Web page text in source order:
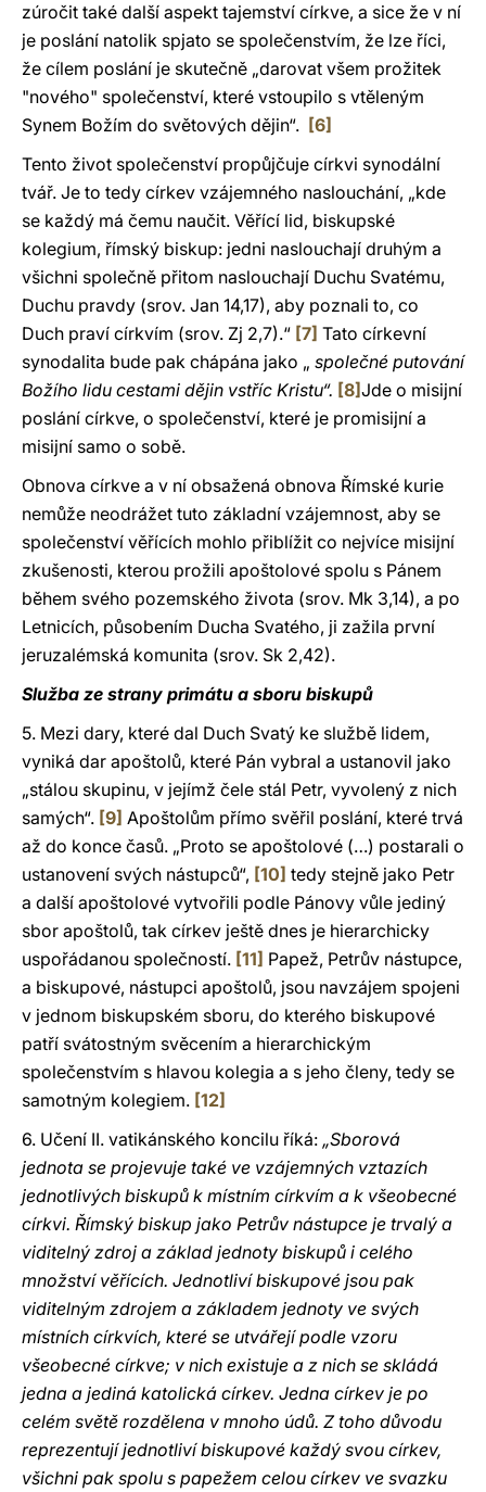
zúročit také další aspekt tajemství církve, a sice že v ní
je poslání natolik spjato se společenstvím, že lze říci,
že cílem poslání je skutečně „darovat všem prožitek
"nového" společenství, které vstoupilo s vtěleným
Synem Božím do světových dějin“. [6]
Tento život společenství propůjčuje církvi synodální
tvář. Je to tedy církev vzájemného naslouchání, „kde
se každý má čemu naučit. Věřící lid, biskupské
kolegium, římský biskup: jedni naslouchají druhým a
všichni společně přitom naslouchají Duchu Svatému,
Duchu pravdy (srov. Jan 14,17), aby poznali to, co
Duch praví církvím (srov. Zj 2,7).“ [7] Tato církevní
synodalita bude pak chápána jako „ společné putování
Božího lidu cestami dějin vstříc Kristu“. [8]Jde o misijní
poslání církve, o společenství, které je promisijní a
misijní samo o sobě.
Obnova církve a v ní obsažená obnova Římské kurie
nemůže neodrážet tuto základní vzájemnost, aby se
společenství věřících mohlo přiblížit co nejvíce misijní
zkušenosti, kterou prožili apoštolové spolu s Pánem
během svého pozemského života (srov. Mk 3,14), a po
Letnicích, působením Ducha Svatého, ji zažila první
jeruzalémská komunita (srov. Sk 2,42).
Služba ze strany primátu a sboru biskupů
5. Mezi dary, které dal Duch Svatý ke službě lidem,
vyniká dar apoštolů, které Pán vybral a ustanovil jako
„stálou skupinu, v jejímž čele stál Petr, vyvolený z nich
samých“. [9] Apoštolům přímo svěřil poslání, které trvá
až do konce časů. „Proto se apoštolové (…) postarali o
ustanovení svých nástupců“, [10] tedy stejně jako Petr
a další apoštolové vytvořili podle Pánovy vůle jediný
sbor apoštolů, tak církev ještě dnes je hierarchicky
uspořádanou společností. [11] Papež, Petrův nástupce,
a biskupové, nástupci apoštolů, jsou navzájem spojeni
v jednom biskupském sboru, do kterého biskupové
patří svátostným svěcením a hierarchickým
společenstvím s hlavou kolegia a s jeho členy, tedy se
samotným kolegiem. [12]
6. Učení II. vatikánského koncilu říká: „Sborová
jednota se projevuje také ve vzájemných vztazích
jednotlivých biskupů k místním církvím a k všeobecné
církvi. Římský biskup jako Petrův nástupce je trvalý a
viditelný zdroj a základ jednoty biskupů i celého
množství věřících. Jednotliví biskupové jsou pak
viditelným zdrojem a základem jednoty ve svých
místních církvích, které se utvářejí podle vzoru
všeobecné církve; v nich existuje a z nich se skládá
jedna a jediná katolická církev. Jedna církev je po
celém světě rozdělena v mnoho údů. Z toho důvodu
reprezentují jednotliví biskupové každý svou církev,
všichni pak spolu s papežem celou církev ve svazku